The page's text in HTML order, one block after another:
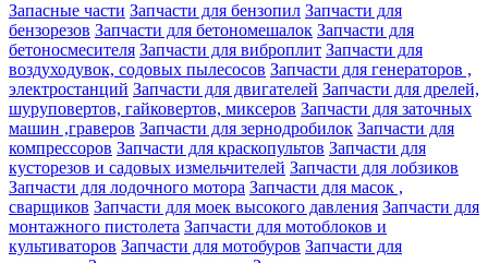
Запасные части Запчасти для бензопил Запчасти для
бензорезов Запчасти для бетономешалок Запчасти для
бетоносмесителя Запчасти для виброплит Запчасти для
воздуходувок, содовых пылесосов Запчасти для генераторов ,
электростанций Запчасти для двигателей Запчасти для дрелей,
шуруповертов, гайковертов, миксеров Запчасти для заточных
машин ,граверов Запчасти для зернодробилок Запчасти для
компрессоров Запчасти для краскопультов Запчасти для
кусторезов и садовых измельчителей Запчасти для лобзиков
Запчасти для лодочного мотора Запчасти для масок ,
сварщиков Запчасти для моек высокого давления Запчасти для
монтажного пистолета Запчасти для мотоблоков и
культиваторов Запчасти для мотобуров Запчасти для